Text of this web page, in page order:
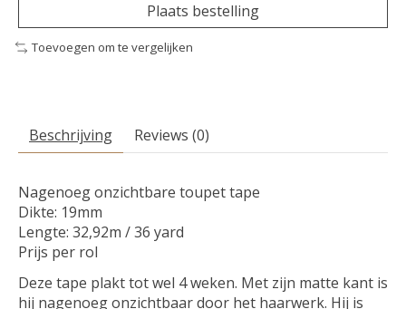
Plaats bestelling
Toevoegen om te vergelijken
Beschrijving Reviews (0)
Nagenoeg onzichtbare toupet tape
Dikte: 19mm
Lengte: 32,92m / 36 yard
Prijs per rol
Deze tape plakt tot wel 4 weken. Met zijn matte kant is
hij nagenoeg onzichtbaar door het haarwerk. Hij is